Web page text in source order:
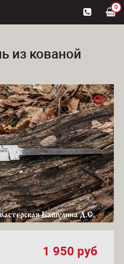
0
из кованой
1 950 руб